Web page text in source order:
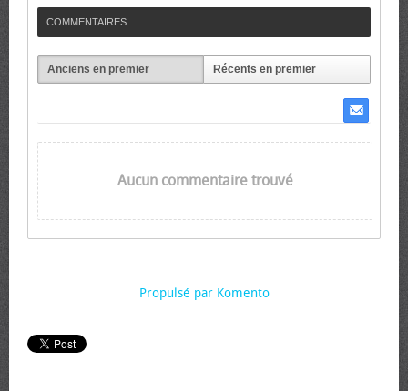
COMMENTAIRES
Anciens en premier Récents en premier
Aucun commentaire trouvé
Propulsé par Komento